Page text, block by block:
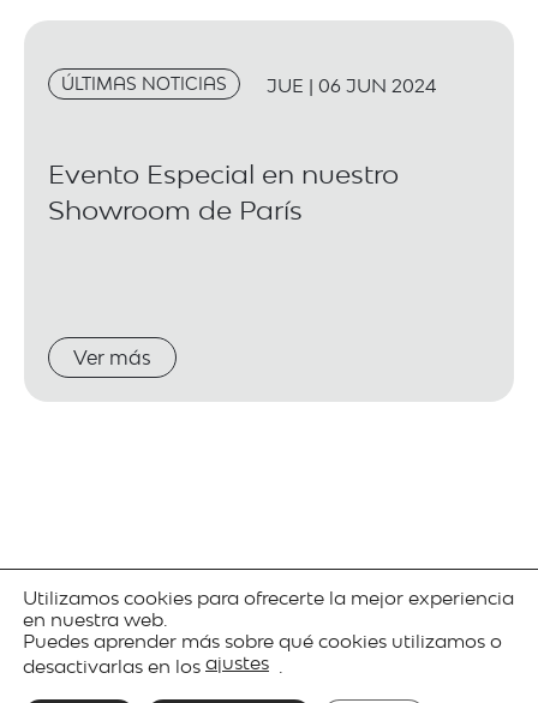
ÚLTIMAS NOTICIAS JUE | 06 JUN 2024
Evento Especial en nuestro
Showroom de París
Ver más
web@grupoblux.com
(+34) 946 827 272
© Copyright 2026 blux. Todos los derechos
Newsletter| Política de privacidad|Política de
gestión
Utilizamos cookies para ofrecerte la mejor experiencia
en nuestra web.
Puedes aprender más sobre qué cookies utilizamos o
desactivarlas en los ajustes